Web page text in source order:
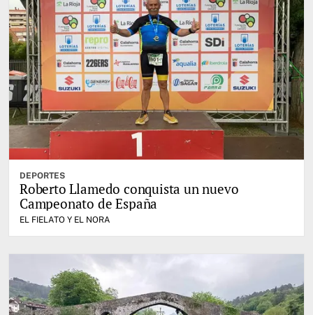
DEPORTES
Roberto Llamedo conquista un nuevo
Campeonato de España
EL FIELATO Y EL NORA